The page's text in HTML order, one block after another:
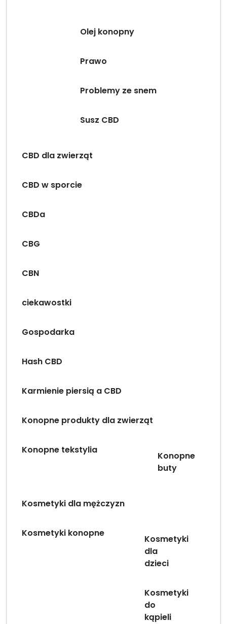
Olej konopny
Prawo
Problemy ze snem
Susz CBD
CBD dla zwierząt
CBD w sporcie
CBDa
CBG
CBN
ciekawostki
Gospodarka
Hash CBD
Karmienie piersią a CBD
Konopne produkty dla zwierząt
Konopne tekstylia
Konopne
buty
Kosmetyki dla mężczyzn
Kosmetyki konopne
Kosmetyki
dla
dzieci
Kosmetyki
do
kąpieli